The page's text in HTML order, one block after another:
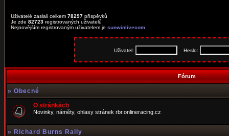
Uživatelé zaslali celkem 78297 příspěvků
Je zde 82723 registrovaných uživatelů
Nejnovějším registrovaným uživatelem je sunwinlivecom
Uživatel: Heslo:
Fórum
» Obecné
O stránkách
Novinky, náměty, ohlasy stránek rbr.onlineracing.cz
» Richard Burns Rally